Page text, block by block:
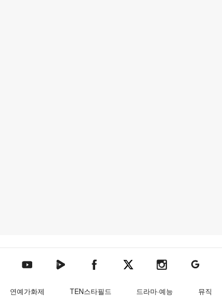
텐아시아 유튜브텐아시아 네이버TV텐아시아 페이스북텐아시아 엑스텐아시아 인스타그램
텐아시아
연예가화제 TEN스타필드 드라마·예능 뮤직